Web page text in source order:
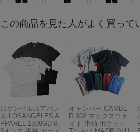
この商品を見た人がよく買って
ロサンゼルスアパレ
ル LOSANGELES A
PPAREL 1809GD 6.
キャンバー CAMBE
R 302 マックスウェ
イト 半袖 ポケット